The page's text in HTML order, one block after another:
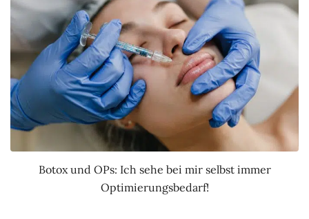
Botox und OPs: Ich sehe bei mir selbst immer
Optimierungsbedarf!